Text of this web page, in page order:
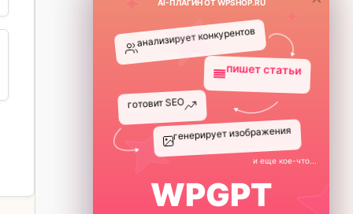
AI-ПЛАГИН ОТ WPSHOP.RU
анализирует конкурентов
пишет статьи
WPGPT